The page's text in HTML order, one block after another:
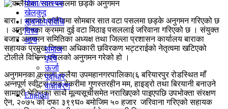
शिक्षा/स्वास्थ्य
खेलकुद
सूचना/प्रविधि
विश्व
अन्य
समाज
कृषि
ऊर्जा
पूर्वाधार
वातावरण
English
बारा । बाराको कलैयामा सोमबार सात वटा पसलमा छड्के अनुगमन गरिएको छ
। अनुगमनका क्रममा दुई वटा मिठाइ पसललाई जरिवाना गरिएको छ । संयुक्त
बजार अनुगमन समितिका अध्यक्ष तथा जिल्ला प्रशासन कार्यालय बाराका
सहायक प्रमुख जिल्ला अधिकारी छविरकण भट्टराईको नेतृत्वमा खटिएको
टोलीले विभिन्न पसलको अनुगमन गरेको हो ।
अनुगमनका क्रममा कलैया उपमहानगरपालिका(६ बरियारपुर रोडस्थित माँ
अन्नपूर्ण स्वीट्स एण्ड बेकरीमा गुणस्तरहीन मम, हाइड्रो तथा बिरयानी बनाउने
सामग्री भेटिनुका साथै मूल्यसूचीसमेत नराखिएको पाइएपछि उपभोक्ता संरक्षण
ऐन, २०७५ को दफा ३९९घ० बमोजिम ५० हजार जरिवाना गरिएको सहायक